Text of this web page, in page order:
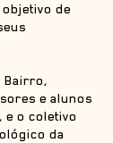
objetivo de
Bairro,
e alunos
e o coletivo
da